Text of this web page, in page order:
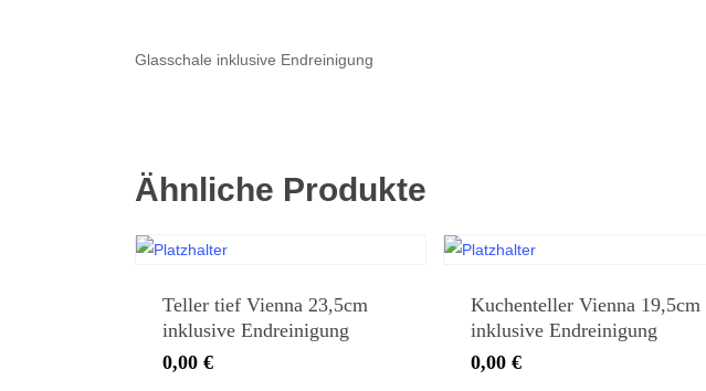
Glasschale inklusive Endreinigung
Ähnliche Produkte
Teller tief Vienna 23,5cm
inklusive Endreinigung
0,00 €
Kuchenteller Vienna 19,5cm
inklusive Endreinigung
0,00 €